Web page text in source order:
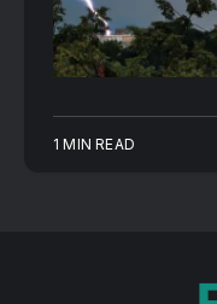
1 MIN READ